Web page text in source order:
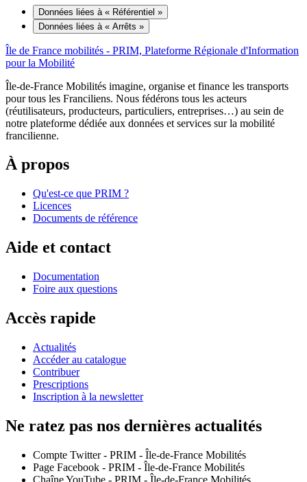
Données liées à « Référentiel »
Données liées à « Arrêts »
Île de France mobilités - PRIM, Plateforme Régionale d'Information
pour la Mobilité
Île-de-France Mobilités imagine, organise et finance les transports
pour tous les Franciliens. Nous fédérons tous les acteurs
(réutilisateurs, producteurs, particuliers, entreprises…) au sein de
notre plateforme dédiée aux données et services sur la mobilité
francilienne.
À propos
Qu'est-ce que PRIM ?
Licences
Documents de référence
Aide et contact
Documentation
Foire aux questions
Accès rapide
Actualités
Accéder au catalogue
Contribuer
Prescriptions
Inscription à la newsletter
Ne ratez pas nos dernières actualités
Compte Twitter - PRIM - Île-de-France Mobilités
Page Facebook - PRIM - Île-de-France Mobilités
Chaîne YouTube - PRIM - Île-de-France Mobilités